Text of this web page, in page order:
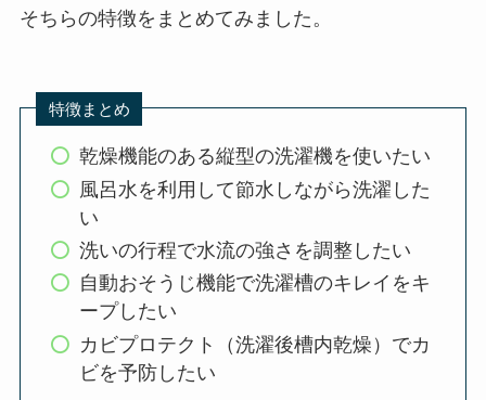
そちらの特徴をまとめてみました。
特徴まとめ
乾燥機能のある縦型の洗濯機を使いたい
風呂水を利用して節水しながら洗濯した
い
洗いの行程で水流の強さを調整したい
自動おそうじ機能で洗濯槽のキレイをキ
ープしたい
カビプロテクト（洗濯後槽内乾燥）でカ
ビを予防したい